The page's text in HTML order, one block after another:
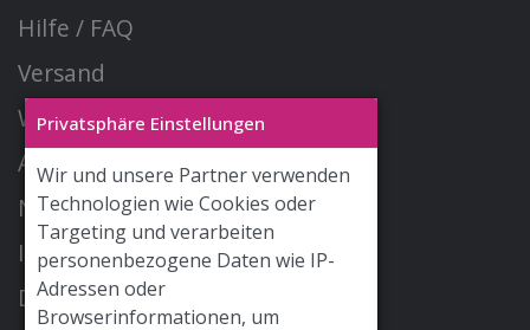
Privatsphäre Einstellungen
Wir und unsere Partner verwenden
Technologien wie Cookies oder
Targeting und verarbeiten
personenbezogene Daten wie IP-
Adressen oder
Browserinformationen, um
Hilfe / FAQ
Versand
Widerrufsrecht
AGB
Newsletter
Impressum
Datenschutz